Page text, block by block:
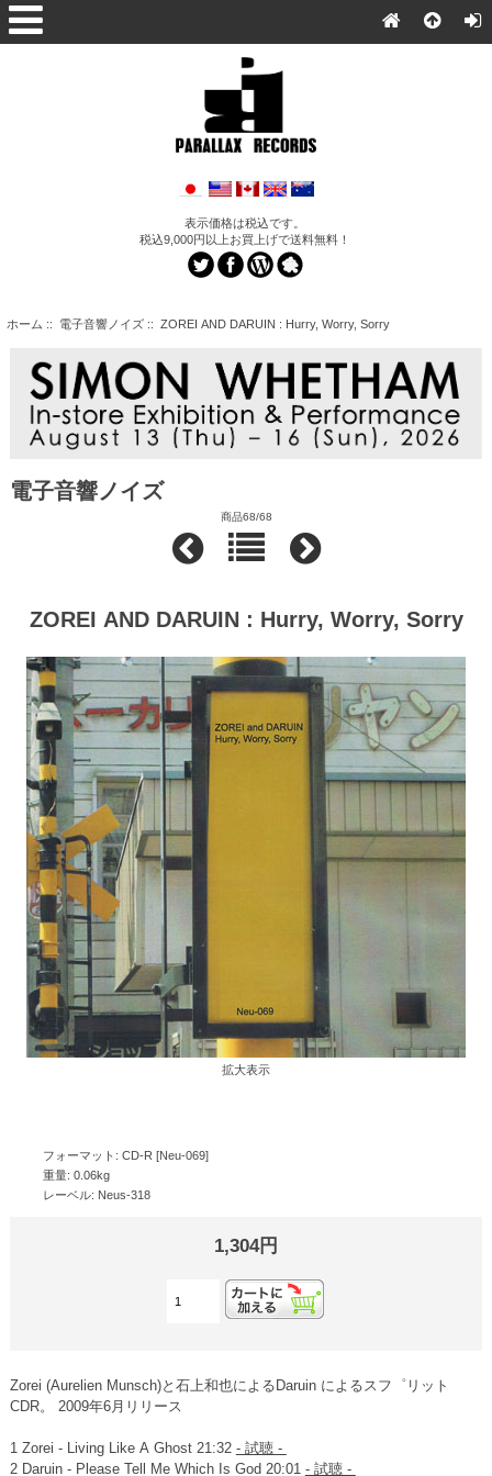
表示価格は税込です。
税込9,000円以上お買上げで送料無料！
ホーム :: 電子音響ノイズ:: ZOREI AND DARUIN : Hurry, Worry, Sorry
電子音響ノイズ
商品68/68
ZOREI AND DARUIN : Hurry, Worry, Sorry
拡大表示
フォーマット: CD-R [Neu-069]
重量: 0.06kg
レーベル: Neus-318
1,304円
Zorei (Aurelien Munsch)と石上和也によるDaruin によるスフ゜リット
CDR。 2009年6月リリース
1 Zorei - Living Like A Ghost 21:32 - 試聴 -
2 Daruin - Please Tell Me Which Is God 20:01 - 試聴 -